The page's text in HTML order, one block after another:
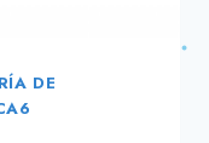
DE